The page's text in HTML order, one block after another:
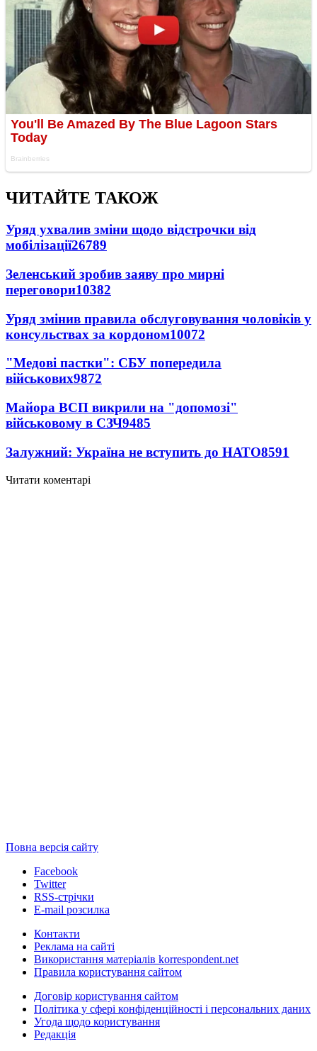
ЧИТАЙТЕ ТАКОЖ
Уряд ухвалив зміни щодо відстрочки від
мобілізації26789
Зеленський зробив заяву про мирні
переговори10382
Уряд змінив правила обслуговування чоловіків у
консульствах за кордоном10072
"Медові пастки": СБУ попередила
військових9872
Майора ВСП викрили на "допомозі"
військовому в СЗЧ9485
Залужний: Україна не вступить до НАТО8591
Читати коментарі
Повна версія сайту
Facebook
Twitter
RSS-стрічки
E-mail розсилка
Контакти
Реклама на сайті
Використання матеріалів korrespondent.net
Правила користування сайтом
Договір користування сайтом
Політика у сфері конфіденційності і персональних даних
Угода щодо користування
Редакція